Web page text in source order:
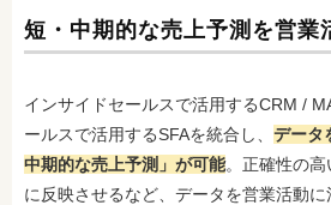
短・中期的な売上予測を営業
インサイドセールスで活用するCRM /
ールスで活用するSFAを統合し、 データ
中期的な売上予測」が可能。正確性の
に反映させるなど、データを営業活動